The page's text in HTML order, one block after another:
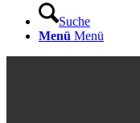
Suche
Menü Menü